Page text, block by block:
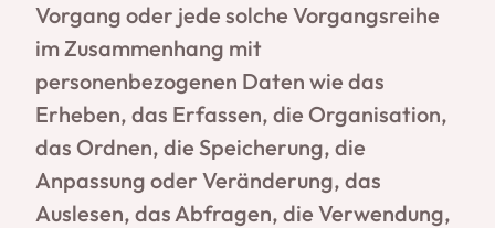
Vorgang oder jede solche Vorgangsreihe
im Zusammenhang mit
personenbezogenen Daten wie das
Erheben, das Erfassen, die Organisation,
das Ordnen, die Speicherung, die
Anpassung oder Veränderung, das
Auslesen, das Abfragen, die Verwendung,